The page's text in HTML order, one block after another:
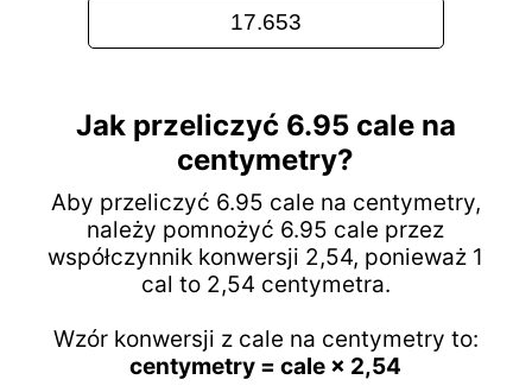
Jak przeliczyć 6.95 cale na
centymetry?
Aby przeliczyć 6.95 cale na centymetry,
należy pomnożyć 6.95 cale przez
współczynnik konwersji 2,54, ponieważ 1
cal to 2,54 centymetra.
Wzór konwersji z cale na centymetry to:
centymetry = cale × 2,54